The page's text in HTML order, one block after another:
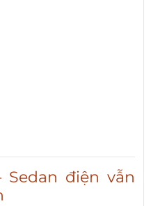
Sedan điện vẫn